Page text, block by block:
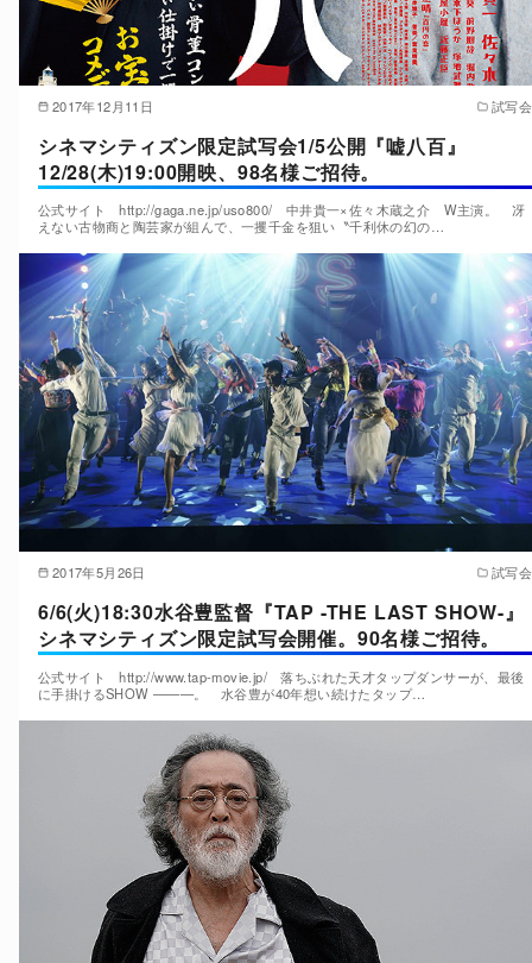
2017年12月11日 試写会
シネマシティズン限定試写会1/5公開『嘘八百』
12/28(木)19:00開映、98名様ご招待。
公式サイト http://gaga.ne.jp/uso800/ 中井貴一×佐々木蔵之介 W主演。 冴
えない古物商と陶芸家が組んで、一攫千金を狙い〝千利休の幻の…
2017年5月26日 試写会
6/6(火)18:30水谷豊監督『TAP -THE LAST SHOW-』
シネマシティズン限定試写会開催。90名様ご招待。
公式サイト http://www.tap-movie.jp/ 落ちぶれた天才タップダンサーが、最後
に手掛けるSHOW ———。 水谷豊が40年想い続けたタップ…